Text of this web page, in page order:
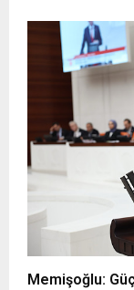
Memişoğlu: